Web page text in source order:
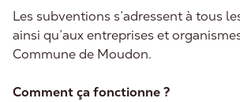
Les subventions s’adressent à tous
ainsi qu’aux entreprises et
Commune de Moudon.
Comment ça fonctionne ?